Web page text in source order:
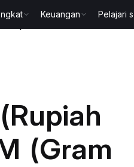
Keuangan Pelajari
(Gram